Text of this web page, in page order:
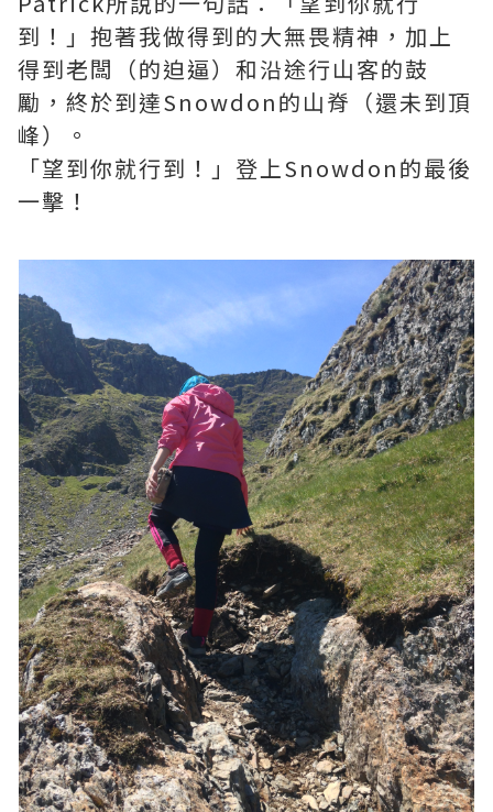
到！」抱著我做得到的大無畏精神，加上
得到老闆（的迫逼）和沿途行山客的鼓
勵，終於到達Snowdon的山脊（還未到頂
峰）。
「望到你就行到！」登上Snowdon的最後
一擊！